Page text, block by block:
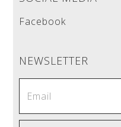
Facebook
NEWSLETTER